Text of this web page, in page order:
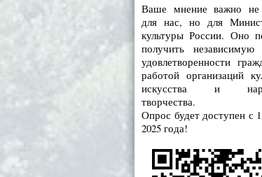
Ваше мнение важно не
для нас, но для
культуры России. Оно
получить независимую
удовлетворенности
работой организаций
искусства и
творчества.
Опрос будет доступен с
2025 года!